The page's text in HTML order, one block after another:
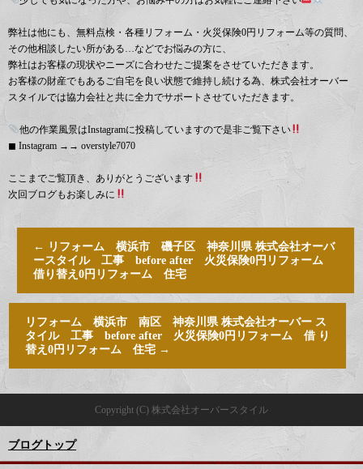
弊社は他にも、無料点検・各種リフォーム・火災保険0円リフォーム等の質問、
その他相談したい所がある…などでお悩みの方に、
弊社はお客様の現状やニーズに合わせたご提案をさせていただきます。
お客様の財産でもあるご自宅を良い状態で維持し続ける為、株式会社オーバー
スタイルでは協力会社と共に全力でサポートさせていただきます。
他の作業風景はInstagramに投稿していますので是非ご覧下さい
◼︎ Instagram →→ overstyle7070
ここまでご覧頂き、ありがとうございます
次回ブログもお楽しみに
← リフォーム 横浜市 磯子区 神奈川県 株式会社オーバ
ースタイル 工事 before after 火災保険0円リフォーム
借り替え0円リフォーム 住宅
リフォーム 横浜市 南区 神奈川県 株式会社オーバー ス
タイル 工事 before after 火災保険0円リフォーム 借 り
替え0円リフォーム 住宅 →
Copyright (C) 株式会社オーバースタイル
ブログトップ